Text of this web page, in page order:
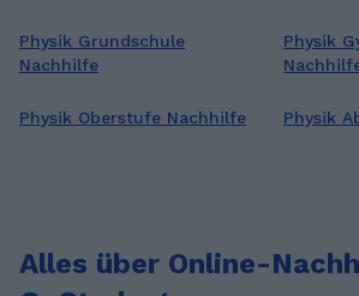
Physik Grundschule
Nachhilfe
Physik
Physik Oberstufe Nachhilfe Physik
Alles über Online-